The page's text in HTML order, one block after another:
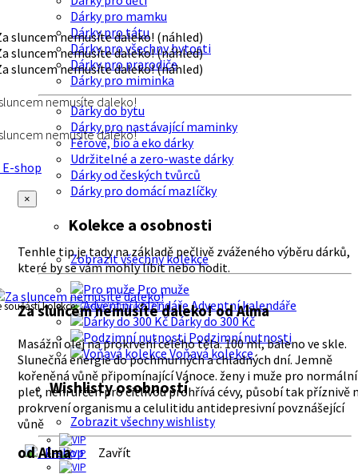
Dárky pro mamku
Dárky pro tátu
Dárky pro všechny bytosti
Dárky pro prarodiče
Dárky pro miminka
Dárky do bytu
Dárky pro nastávající maminky
Férové, bio a eko dárky
Udržitelné a zero-waste dárky
Dárky od českých tvůrců
Dárky pro domácí mazlíčky
Kolekce a osobnosti
Zobrazit všechny kolekce
Pro muže
Adventní kalendáře
Dárky do 300 Kč
Podzimní nutnosti
Voňavá kolekce
Wishlisty osobností
Zobrazit všechny wishlisty
nemusíte daleko!
nemusíte daleko!
shop
×
Tenhle tip je tady na základě pečlivě zváženého výběru dárků,
které by se vám mohly líbit nebo hodit.
součástí kolekce:České Vánoce 2021
Za sluncem nemusíte daleko!od Alma
Masážní olej na prokrvení celého těla. 100 ml, baleno ve skle.
Slunečná energie do pochmurných a chladných dní. Jemně
kořeněná vůně připomínající Vánoce. ženy i muže pro normální
pleť, není určen pro citlivou prohřívá cévy, působí tak příznivě
prokrvení organismu a celulitidu antidepresivní povznášející
vůně
E-shop
Zavřít
od Alma